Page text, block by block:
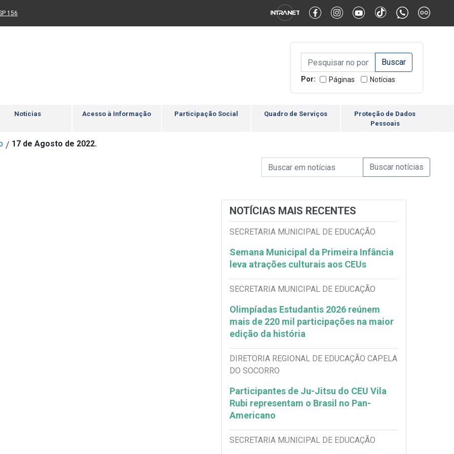
Ir para rodapé Alternar Alto Contraste Alternar Tamanho da Fonte
para um novo sítio)
156
Campo de Busca de
Campo de Busca de informaçõesEnviar a Busca
Por: Páginas Notícias
Notícias Acesso à Informação Participação Social Quadro de Serviços
Proteção de Dados
Pessoais
/ 17 de Agosto de 2022.
Campo de Busca de Notícias
Campo de Busca de informaçõesEnviar a Busca de
NOTÍCIAS MAIS RECENTES
SECRETARIA MUNICIPAL DE EDUCAÇÃO
Semana Municipal da Primeira Infância
leva atrações culturais aos CEUs
SECRETARIA MUNICIPAL DE EDUCAÇÃO
Olimpíadas Estudantis 2026 reúnem
mais de 220 mil participações na maior
edição da história
DIRETORIA REGIONAL DE EDUCAÇÃO CAPELA
DO SOCORRO
Participantes de Ju-Jitsu do CEU Vila
Rubi representam o Brasil no Pan-
Americano
SECRETARIA MUNICIPAL DE EDUCAÇÃO